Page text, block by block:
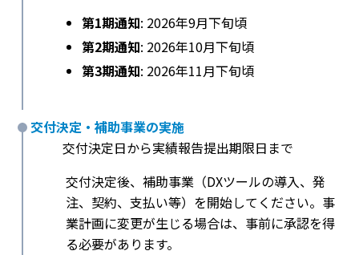
第1期通知: 2026年9月下旬頃
第2期通知: 2026年10月下旬頃
第3期通知: 2026年11月下旬頃
交付決定・補助事業の実施
交付決定日から実績報告提出期限日まで
交付決定後、補助事業（DXツールの導入、発
注、契約、支払い等）を開始してください。事
業計画に変更が生じる場合は、事前に承認を得
る必要があります。